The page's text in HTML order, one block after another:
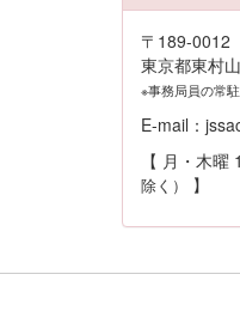
〒189-0012
東京都東村
※事務局員の常
E-mail：
【 月・木
除く）
】